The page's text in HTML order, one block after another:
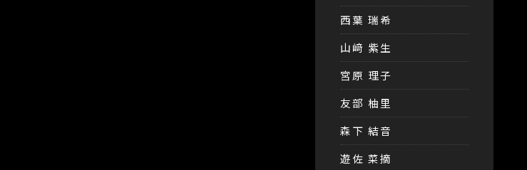
西葉 瑞希
山﨑 紫生
宮原 理子
友部 柚里
森下 結音
遊佐 菜摘